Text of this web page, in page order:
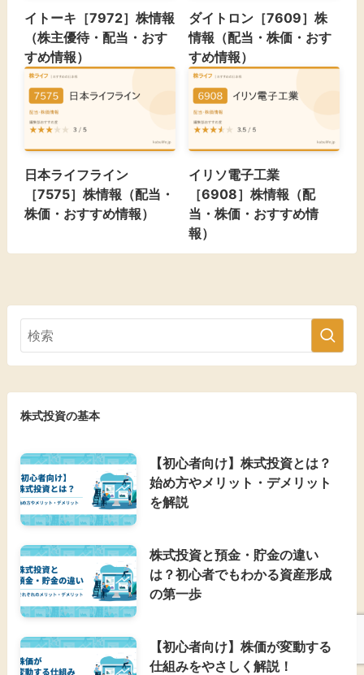
イトーキ［7972］株情報
（株主優待・配当・おす
すめ情報）
ダイトロン［7609］株
情報（配当・株価・おす
すめ情報）
日本ライフライン
［7575］株情報（配当・
株価・おすすめ情報）
イリソ電子工業
［6908］株情報（配
当・株価・おすすめ情
報）
株式投資の基本
【初心者向け】株式投資とは？
始め方やメリット・デメリット
を解説
株式投資と預金・貯金の違い
は？初心者でもわかる資産形成
の第一歩
【初心者向け】株価が変動する
仕組みをやさしく解説！